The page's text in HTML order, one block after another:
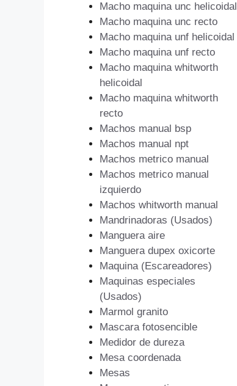
Macho maquina unc helicoidal
Macho maquina unc recto
Macho maquina unf helicoidal
Macho maquina unf recto
Macho maquina whitworth
helicoidal
Macho maquina whitworth
recto
Machos manual bsp
Machos manual npt
Machos metrico manual
Machos metrico manual
izquierdo
Machos whitworth manual
Mandrinadoras (Usados)
Manguera aire
Manguera dupex oxicorte
Maquina (Escareadores)
Maquinas especiales
(Usados)
Marmol granito
Mascara fotosencible
Medidor de dureza
Mesa coordenada
Mesas